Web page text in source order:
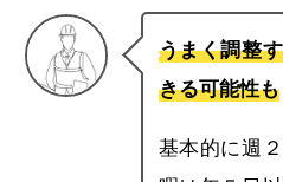
うまく調整
きる可能性も
基本的に週